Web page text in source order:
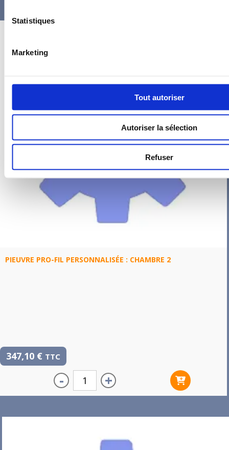
Statistiques
Marketing
Tout autoriser
Autoriser la sélection
Refuser
PIEUVRE PRO-FIL PERSONNALISÉE : CHAMBRE 2
347,10 € TTC
- +